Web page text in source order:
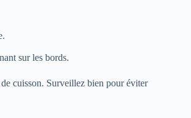
sur les bords.
cuisson. Surveillez bien pour éviter